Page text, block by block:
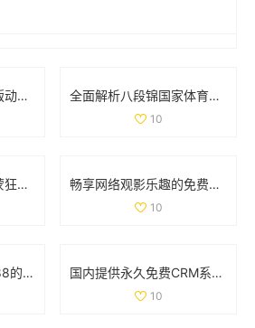
探索大地资源二中文版动漫的精彩世界与剧情发展解析 全面解析八段锦国家体育总局的口令版完整教学视频内容
10
刺激二人房间的荷尔蒙狂潮让人无法自拔的真实体验 畅享网络观影乐趣的免费特色大片观看平台推荐
10
如何访问成品网站1688的免费入口网页版详细教程与注意事项 国内提供永久免费CRM系统的优质网站推荐与分析
10